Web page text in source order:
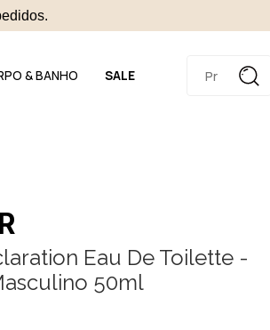
& BANHO SALE
Eau De Toilette -
50ml